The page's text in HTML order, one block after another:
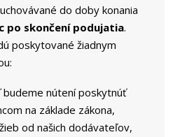
do doby konania
po skončení podujatia.
poskytované žiadnym
nútení poskytnúť
na základe zákona,
od našich dodávateľov,